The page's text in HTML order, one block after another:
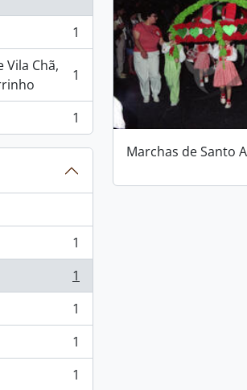
1
Vila Chã,
1
1
1
1
1
1
1
Marchas de Santo